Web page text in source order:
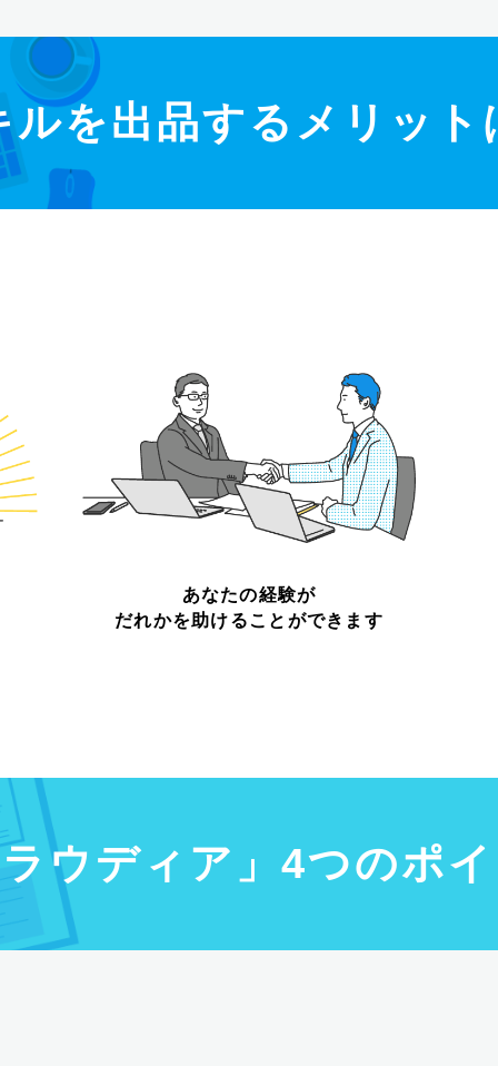
ルを出品するメリット
あなたの経験が
だれかを助けることができます
ウディア」4つのポ